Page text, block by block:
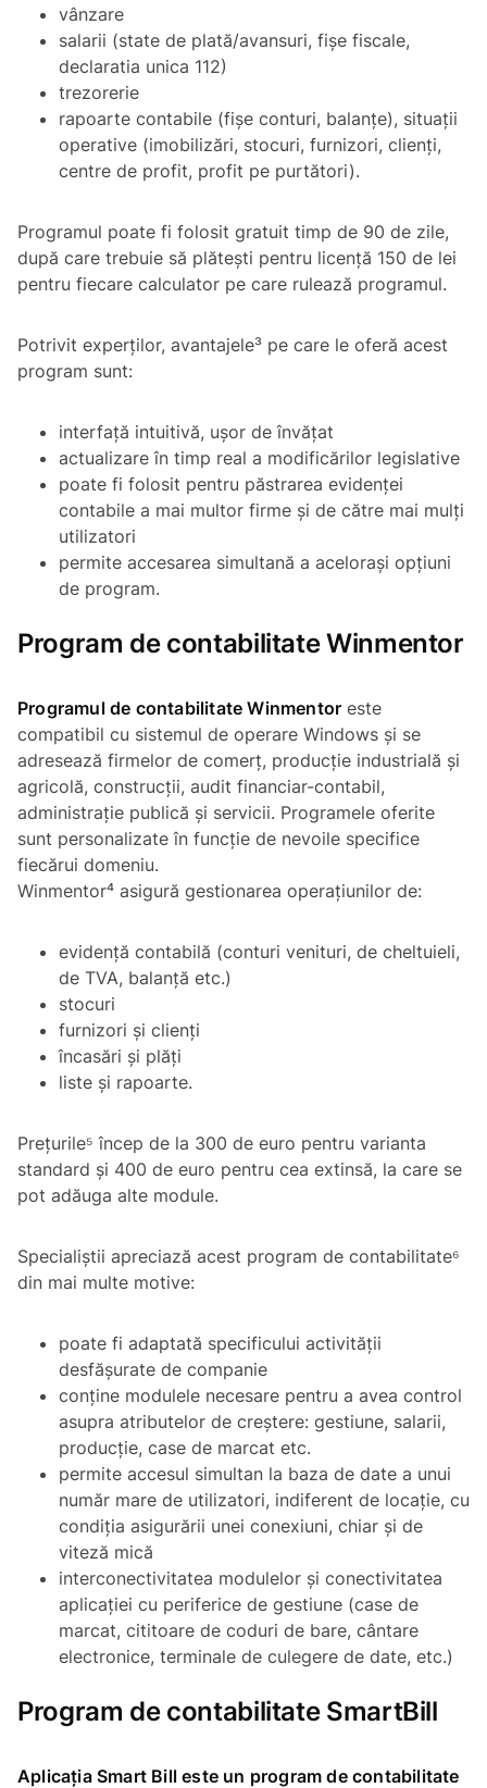
vânzare
salarii (state de plată/avansuri, fișe fiscale,
declaratia unica 112)
trezorerie
rapoarte contabile (fișe conturi, balanțe), situații
operative (imobilizări, stocuri, furnizori, clienți,
centre de profit, profit pe purtători).
Programul poate fi folosit gratuit timp de 90 de zile,
după care trebuie să plătești pentru licență 150 de lei
pentru fiecare calculator pe care rulează programul.
Potrivit experților, avantajele³ pe care le oferă acest
program sunt:
interfață intuitivă, ușor de învățat
actualizare în timp real a modificărilor legislative
poate fi folosit pentru păstrarea evidenței
contabile a mai multor firme și de către mai mulți
utilizatori
permite accesarea simultană a acelorași opțiuni
de program.
Program de contabilitate Winmentor
Programul de contabilitate Winmentor este
compatibil cu sistemul de operare Windows și se
adresează firmelor de comerț, producție industrială și
agricolă, construcții, audit financiar-contabil,
administrație publică și servicii. Programele oferite
sunt personalizate în funcție de nevoile specifice
fiecărui domeniu.
Winmentor⁴ asigură gestionarea operațiunilor de:
evidență contabilă (conturi venituri, de cheltuieli,
de TVA, balanță etc.)
stocuri
furnizori și clienți
încasări și plăți
liste și rapoarte.
Prețurile⁵ încep de la 300 de euro pentru varianta
standard și 400 de euro pentru cea extinsă, la care se
pot adăuga alte module.
Specialiștii apreciază acest program de contabilitate⁶
din mai multe motive:
poate fi adaptată specificului activității
desfășurate de companie
conține modulele necesare pentru a avea control
asupra atributelor de creștere: gestiune, salarii,
producție, case de marcat etc.
permite accesul simultan la baza de date a unui
număr mare de utilizatori, indiferent de locație, cu
condiția asigurării unei conexiuni, chiar și de
viteză mică
interconectivitatea modulelor și conectivitatea
aplicației cu periferice de gestiune (case de
marcat, cititoare de coduri de bare, cântare
electronice, terminale de culegere de date, etc.)
Program de contabilitate SmartBill
Aplicația Smart Bill este un program de contabilitate